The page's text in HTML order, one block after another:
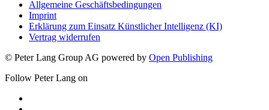
Allgemeine Geschäftsbedingungen
Imprint
Erklärung zum Einsatz Künstlicher Intelligenz (KI)
Vertrag widerrufen
© Peter Lang Group AG powered by Open Publishing
Follow Peter Lang on